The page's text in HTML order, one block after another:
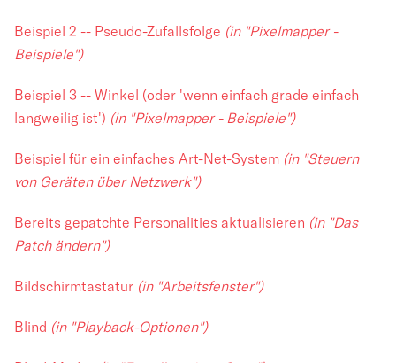
Beispiel 2 -- Pseudo-Zufallsfolge (in "Pixelmapper -
Beispiele")
Beispiel 3 -- Winkel (oder 'wenn einfach grade einfach
langweilig ist') (in "Pixelmapper - Beispiele")
Beispiel für ein einfaches Art-Net-System (in "Steuern
von Geräten über Netzwerk")
Bereits gepatchte Personalities aktualisieren (in "Das
Patch ändern")
Bildschirmtastatur (in "Arbeitsfenster")
Blind (in "Playback-Optionen")